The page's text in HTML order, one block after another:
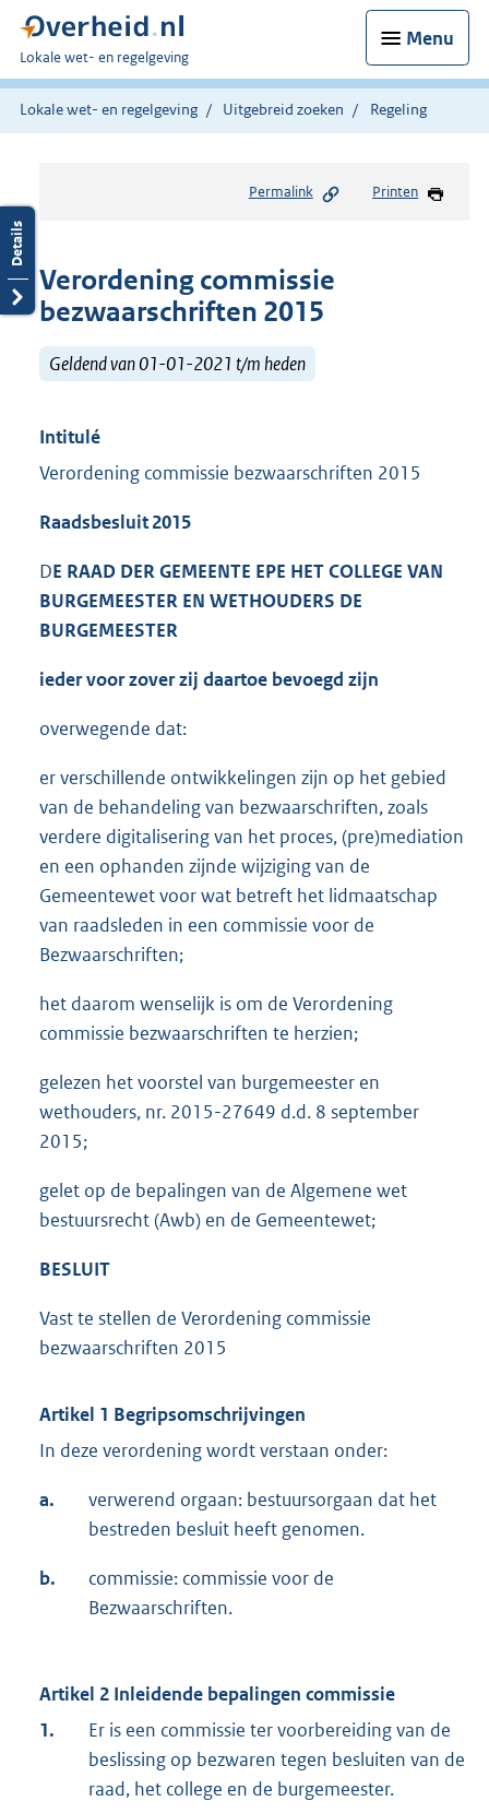
Menu
U
bent
hier:
Lokale wet- en regelgeving
Lokale wet- en regelgeving Uitgebreid zoeken Regeling
Permalink Printen
Verordening commissie
bezwaarschriften 2015
Geldend van 01-01-2021 t/m heden
Intitulé
Verordening commissie bezwaarschriften 2015
Raadsbesluit2015
DE RAAD DER GEMEENTE EPE HET COLLEGE VAN
BURGEMEESTER EN WETHOUDERS DE
BURGEMEESTER
ieder voor zover zij daartoe bevoegd zijn
overwegende dat:
er verschillende ontwikkelingen zijn op het gebied
van de behandeling van bezwaarschriften, zoals
verdere digitalisering van het proces, (pre)mediation
en een ophanden zijnde wijziging van de
Gemeentewet voor wat betreft het lidmaatschap
van raadsleden in een commissie voor de
Bezwaarschriften;
het daarom wenselijk is om de Verordening
commissie bezwaarschriften te herzien;
gelezen het voorstel van burgemeester en
wethouders, nr. 2015-27649 d.d. 8 september
2015;
gelet op de bepalingen van de Algemene wet
bestuursrecht (Awb) en de Gemeentewet;
BESLUIT
Vast te stellen de Verordening commissie
bezwaarschriften 2015
Artikel 1 Begripsomschrijvingen
In deze verordening wordt verstaan onder:
a.
verwerend orgaan: bestuursorgaan dat het
bestreden besluit heeft genomen.
b.
commissie: commissie voor de
Bezwaarschriften.
Artikel 2 Inleidende bepalingen commissie
1.
Er is een commissie ter voorbereiding van de
beslissing op bezwaren tegen besluiten van de
raad, het college en de burgemeester.